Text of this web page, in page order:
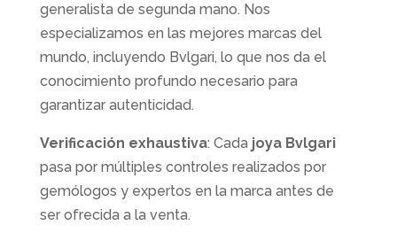
generalista de segunda mano. Nos
especializamos en las mejores marcas del
mundo, incluyendo Bvlgari, lo que nos da el
conocimiento profundo necesario para
garantizar autenticidad.
Verificación exhaustiva: Cada joya Bvlgari
pasa por múltiples controles realizados por
gemólogos y expertos en la marca antes de
ser ofrecida a la venta.